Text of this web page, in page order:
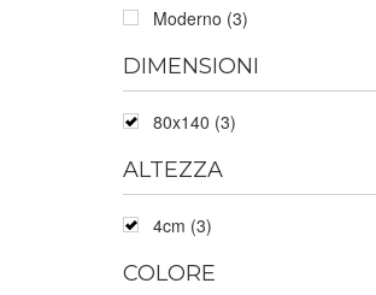
Moderno (3)
DIMENSIONI
80x140 (3)
ALTEZZA
4cm (3)
COLORE